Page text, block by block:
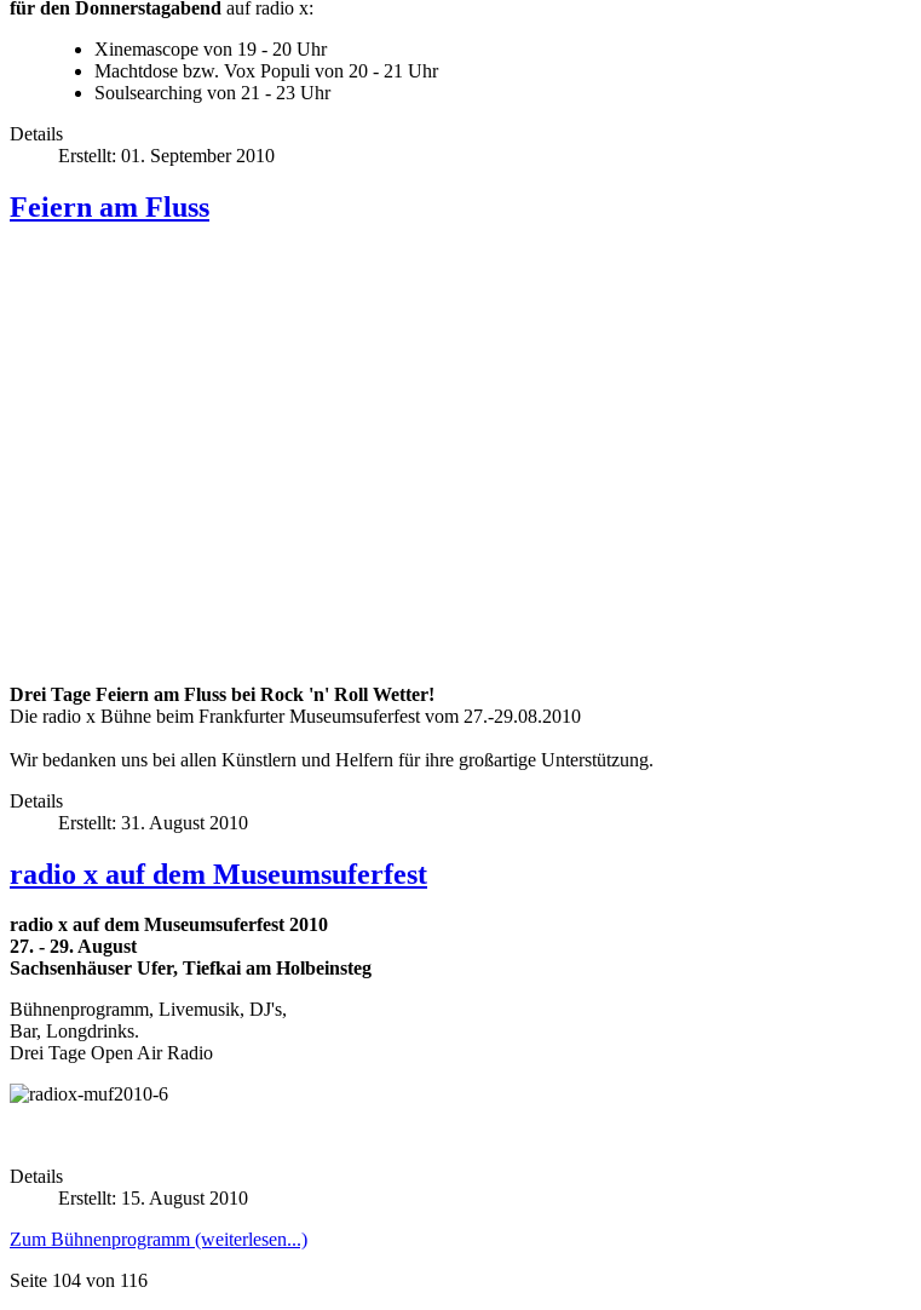
für den Donnerstagabend auf radio x:
Xinemascope von 19 - 20 Uhr
Machtdose bzw. Vox Populi von 20 - 21 Uhr
Soulsearching von 21 - 23 Uhr
Details
Erstellt: 01. September 2010
Feiern am Fluss
Drei Tage Feiern am Fluss bei Rock 'n' Roll Wetter!
Die radio x Bühne beim Frankfurter Museumsuferfest vom 27.-29.08.2010
Wir bedanken uns bei allen Künstlern und Helfern für ihre großartige Unterstützung.
Details
Erstellt: 31. August 2010
radio x auf dem Museumsuferfest
radio x auf dem Museumsuferfest 2010
27. - 29. August
Sachsenhäuser Ufer, Tiefkai am Holbeinsteg
Bühnenprogramm, Livemusik, DJ's,
Bar, Longdrinks.
Drei Tage Open Air Radio
Details
Erstellt: 15. August 2010
Zum Bühnenprogramm (weiterlesen...)
Seite 104 von 116